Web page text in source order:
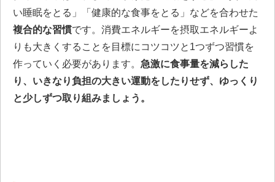
い睡眠をとる」「健康的な食事をとる」などを合わせた
複合的な習慣です。消費エネルギーを摂取エネルギーよ
りも大きくすることを目標にコツコツと1つずつ習慣を
作っていく必要があります。 急激に食事量を減らした
り、いきなり負担の大きい運動をしたりせず、ゆっくり
と少しずつ取り組みましょう。